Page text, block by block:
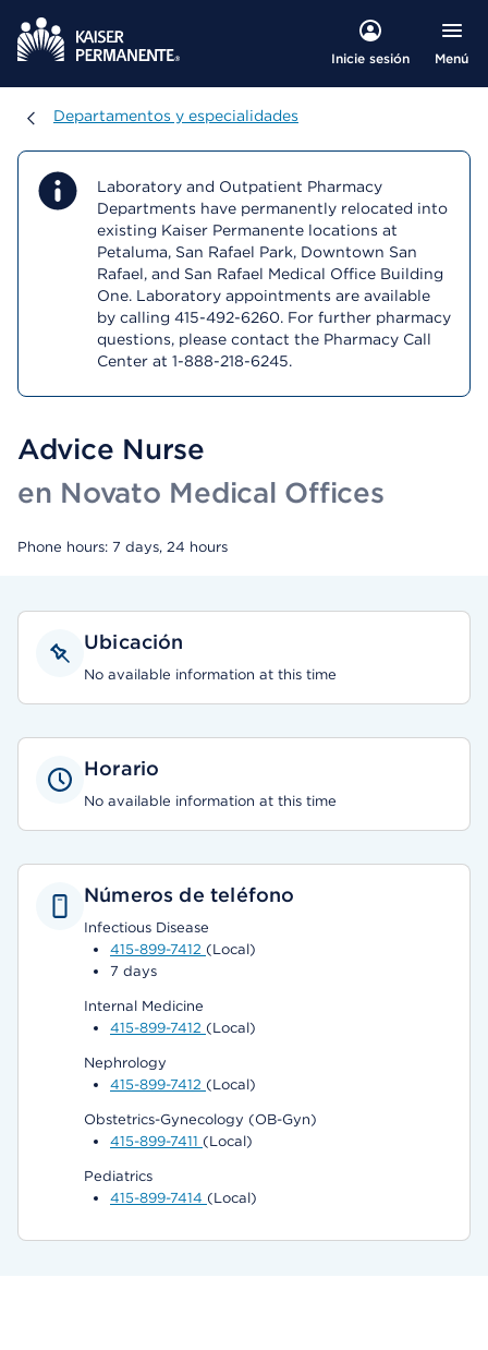
Inicie sesión Menú
Departamentos y especialidades
Departamentos y especialidades
Laboratory and Outpatient Pharmacy
Departments have permanently relocated into
existing Kaiser Permanente locations at
Petaluma, San Rafael Park, Downtown San
Rafael, and San Rafael Medical Office Building
One. Laboratory appointments are available
by calling 415-492-6260. For further pharmacy
questions, please contact the Pharmacy Call
Center at 1-888-218-6245.
Advice Nurse
en Novato Medical Offices
Phone hours: 7 days, 24 hours
Ubicación
No available information at this time
Horario
No available information at this time
Números de teléfono
Infectious Disease
415-899-7412 (Local)
7 days
Internal Medicine
415-899-7412 (Local)
Nephrology
415-899-7412 (Local)
Obstetrics-Gynecology (OB-Gyn)
415-899-7411 (Local)
Pediatrics
415-899-7414 (Local)